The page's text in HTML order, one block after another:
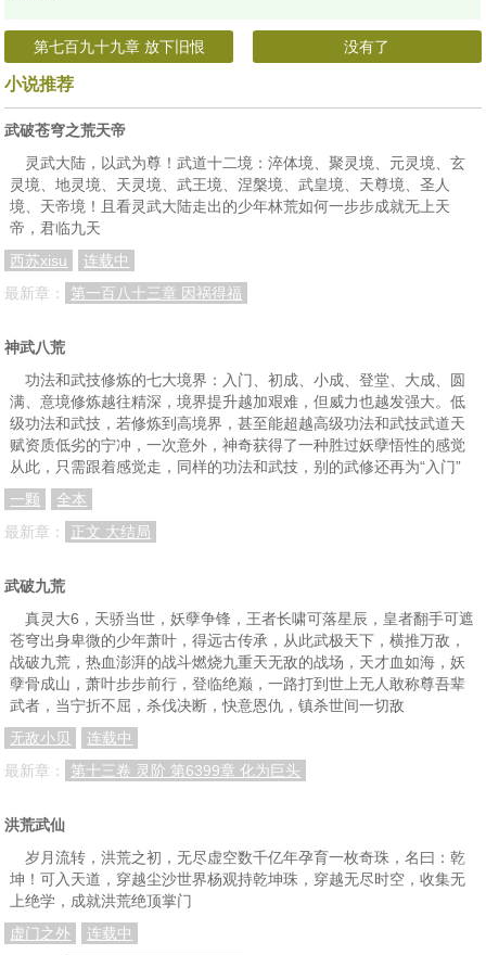
第七百九十九章 放下旧恨 没有了
小说推荐
武破苍穹之荒天帝
灵武大陆，以武为尊！武道十二境：淬体境、聚灵境、元灵境、玄
灵境、地灵境、天灵境、武王境、涅槃境、武皇境、天尊境、圣人
境、天帝境！且看灵武大陆走出的少年林荒如何一步步成就无上天
帝，君临九天
西苏xisu
连载中
最新章：
第一百八十三章 因祸得福
神武八荒
功法和武技修炼的七大境界：入门、初成、小成、登堂、大成、圆
满、意境修炼越往精深，境界提升越加艰难，但威力也越发强大。低
级功法和武技，若修炼到高境界，甚至能超越高级功法和武技武道天
赋资质低劣的宁冲，一次意外，神奇获得了一种胜过妖孽悟性的感觉
从此，只需跟着感觉走，同样的功法和武技，别的武修还再为“入门”
一颗
全本
最新章：
正文 大结局
武破九荒
真灵大6，天骄当世，妖孽争锋，王者长啸可落星辰，皇者翻手可遮
苍穹出身卑微的少年萧叶，得远古传承，从此武极天下，横推万敌，
战破九荒，热血澎湃的战斗燃烧九重天无敌的战场，天才血如海，妖
孽骨成山，萧叶步步前行，登临绝巅，一路打到世上无人敢称尊吾辈
武者，当宁折不屈，杀伐决断，快意恩仇，镇杀世间一切敌
无敌小贝
连载中
最新章：
第十三卷 灵阶 第6399章 化为巨头
洪荒武仙
岁月流转，洪荒之初，无尽虚空数千亿年孕育一枚奇珠，名曰：乾
坤！可入天道，穿越尘沙世界杨观持乾坤珠，穿越无尽时空，收集无
上绝学，成就洪荒绝顶掌门
虚门之外
连载中